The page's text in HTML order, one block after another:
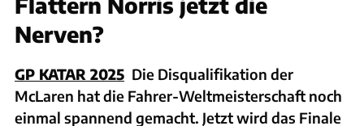
Nerven?
GP KATAR 2025 Die Disqualifikation der
McLaren hat die Fahrer-Weltmeisterschaft noch
einmal spannend gemacht. Jetzt wird das Finale